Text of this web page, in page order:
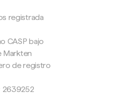
registrada
CASP bajo
Markten
de registro
2639252